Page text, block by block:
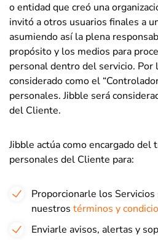
o entidad que creó una
invitó a otros usuarios finales a
asumiendo así la plena
propósito y los medios para
personal dentro del servicio.
considerado como el “Co
personales. Jibble será
del Cliente.
Jibble actúa como encargado
personales del Cliente para:
Proporcionarle los
nuestros términos y
Enviarle avisos, alertas y